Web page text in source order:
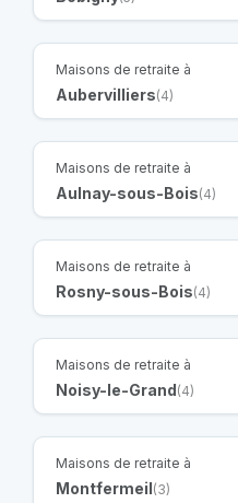
Maisons de retraite à
Aubervilliers(4)
Maisons de retraite à
Aulnay-sous-Bois(4)
Maisons de retraite à
Rosny-sous-Bois(4)
Maisons de retraite à
Noisy-le-Grand(4)
Maisons de retraite à
Montfermeil(3)